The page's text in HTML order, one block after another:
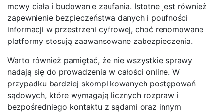
mowy ciała i budowanie zaufania. Istotne jest również
zapewnienie bezpieczeństwa danych i poufności
informacji w przestrzeni cyfrowej, choć renomowane
platformy stosują zaawansowane zabezpieczenia.
Warto również pamiętać, że nie wszystkie sprawy
nadają się do prowadzenia w całości online. W
przypadku bardziej skomplikowanych postępowań
sądowych, które wymagają licznych rozpraw i
bezpośredniego kontaktu z sądami oraz innymi